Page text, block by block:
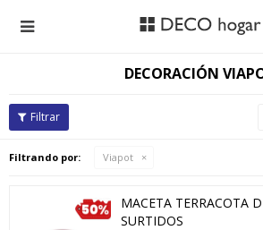

DECORACIÓN
Filtrando por: Viapot
MACETA TERRACOTA
SURTIDOS